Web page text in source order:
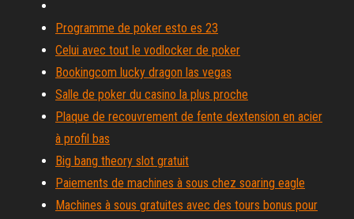
Programme de poker esto es 23
Celui avec tout le vodlocker de poker
Bookingcom lucky dragon las vegas
Salle de poker du casino la plus proche
Plaque de recouvrement de fente dextension en acier
à profil bas
Big bang theory slot gratuit
Paiements de machines à sous chez soaring eagle
Machines à sous gratuites avec des tours bonus pour